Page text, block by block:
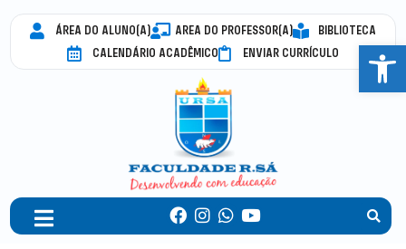
ÁREA DO ALUNO(A) AREA DO PROFESSOR(A)
BIBLIOTECA
CALENDÁRIO ACADÊMICO
ENVIAR CURRÍCULO Abrir